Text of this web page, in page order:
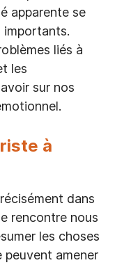
apparente se
importants.
liés à
les
sur nos
à
dans
rencontre nous
les choses
peuvent amener